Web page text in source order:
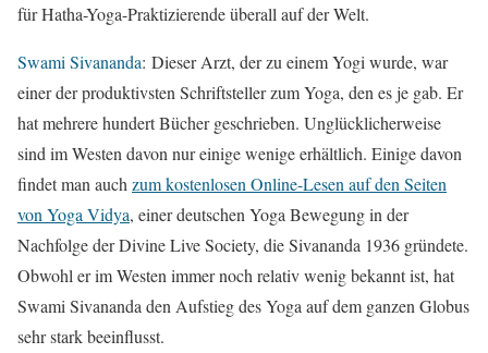
für Hatha-Yoga-Praktizierende überall auf der Welt.
Swami Sivananda: Dieser Arzt, der zu einem Yogi wurde, war
einer der produktivsten Schriftsteller zum Yoga, den es je gab. Er
hat mehrere hundert Bücher geschrieben. Unglücklicherweise
sind im Westen davon nur einige wenige erhältlich. Einige davon
findet man auch zum kostenlosen Online-Lesen auf den Seiten
von Yoga Vidya, einer deutschen Yoga Bewegung in der
Nachfolge der Divine Live Society, die Sivananda 1936 gründete.
Obwohl er im Westen immer noch relativ wenig bekannt ist, hat
Swami Sivananda den Aufstieg des Yoga auf dem ganzen Globus
sehr stark beeinflusst.